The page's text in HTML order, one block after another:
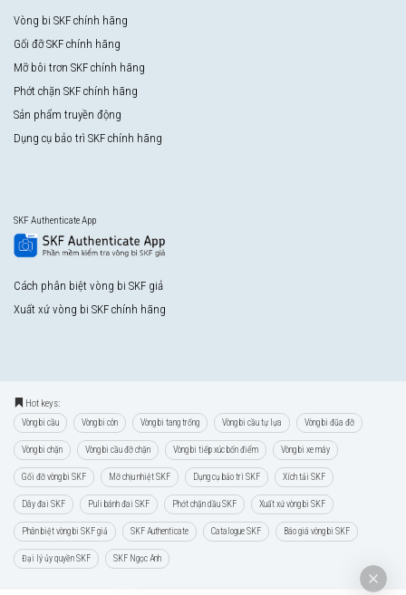
Vòng bi SKF chính hãng
Gối đỡ SKF chính hãng
Mỡ bôi trơn SKF chính hãng
Phớt chặn SKF chính hãng
Sản phẩm truyền động
Dụng cụ bảo trì SKF chính hãng
SKF Authenticate App
Cách phân biệt vòng bi SKF giả
Xuất xứ vòng bi SKF chính hãng
Hot keys:
Vòng bi cầu Vòng bi côn Vòng bi tang trống Vòng bi cầu tự lựa Vòng bi đũa đỡ
Vòng bi chặn Vòng bi cầu đỡ chặn Vòng bi tiếp xúc bốn điểm Vòng bi xe máy
Gối đỡ vòng bi SKF Mỡ chịu nhiệt SKF Dụng cụ bảo trì SKF Xích tải SKF
Dây đai SKF Puli bánh đai SKF Phớt chặn dầu SKF Xuất xứ vòng bi SKF
Phân biệt vòng bi SKF giả SKF Authenticate Catalogue SKF Báo giá vòng bi SKF
Đại lý ủy quyền SKF SKF Ngọc Anh